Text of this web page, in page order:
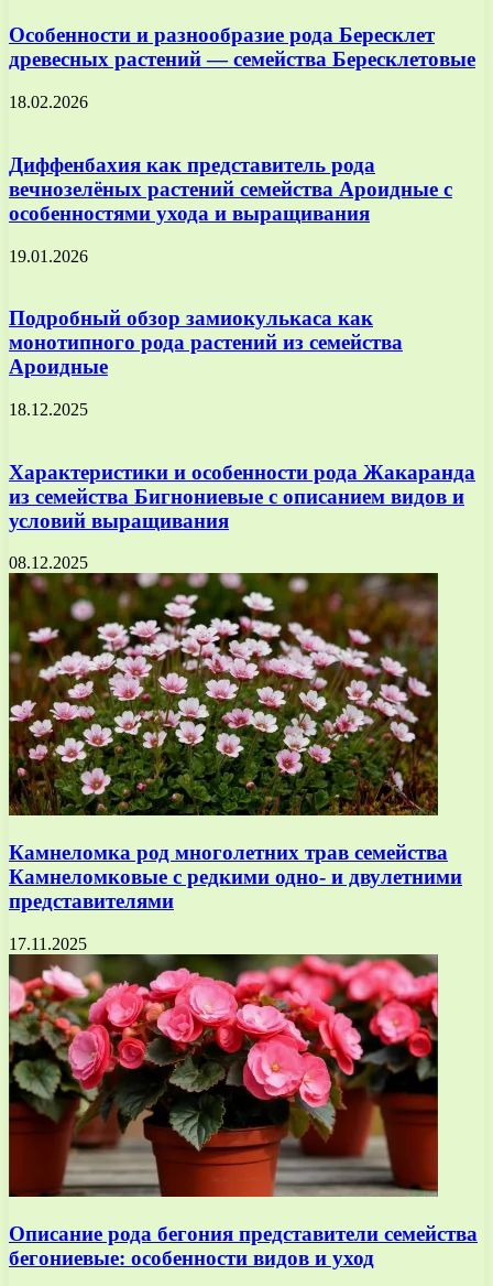
Особенности и разнообразие рода Бересклет
древесных растений — семейства Бересклетовые
18.02.2026
Диффенбахия как представитель рода
вечнозелёных растений семейства Ароидные с
особенностями ухода и выращивания
19.01.2026
Подробный обзор замиокулькаса как
монотипного рода растений из семейства
Ароидные
18.12.2025
Характеристики и особенности рода Жакаранда
из семейства Бигнониевые с описанием видов и
условий выращивания
08.12.2025
Камнеломка род многолетних трав семейства
Камнеломковые с редкими одно- и двулетними
представителями
17.11.2025
Описание рода бегония представители семейства
бегониевые: особенности видов и уход